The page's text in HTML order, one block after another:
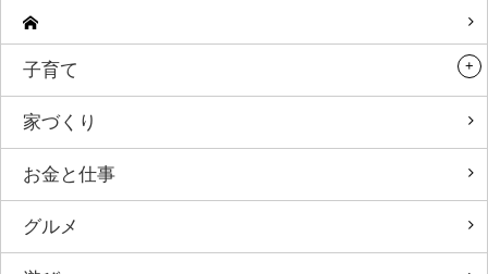
子育て
家づくり
お金と仕事
グルメ